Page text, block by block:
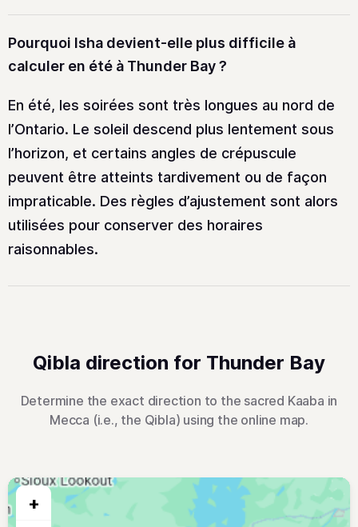
Pourquoi Isha devient-elle plus difficile à
calculer en été à Thunder Bay ?
En été, les soirées sont très longues au nord de
l’Ontario. Le soleil descend plus lentement sous
l’horizon, et certains angles de crépuscule
peuvent être atteints tardivement ou de façon
impraticable. Des règles d’ajustement sont alors
utilisées pour conserver des horaires
raisonnables.
Qibla direction for Thunder Bay
Determine the exact direction to the sacred Kaaba in
Mecca (i.e., the Qibla) using the online map.
+